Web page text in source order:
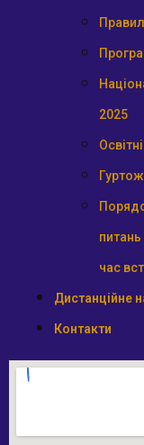
2025
питань
час
Дистанційне
Контакти